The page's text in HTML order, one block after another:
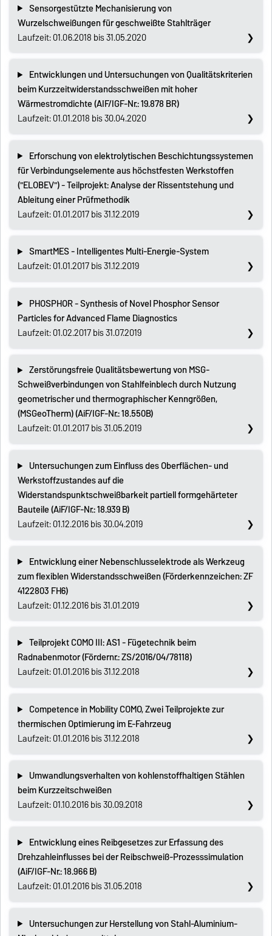
Sensorgestützte Mechanisierung von
Wurzelschweißungen für geschweißte Stahlträger
Laufzeit: 01.06.2018 bis 31.05.2020
Entwicklungen und Untersuchungen von Qualitätskriterien
beim Kurzzeitwiderstandsschweißen mit hoher
Wärmestromdichte (AIF/IGF-Nr.: 19.878 BR)
Laufzeit: 01.01.2018 bis 30.04.2020
Erforschung von elektrolytischen Beschichtungssystemen
für Verbindungselemente aus höchstfesten Werkstoffen
("ELOBEV") - Teilprojekt: Analyse der Rissentstehung und
Ableitung einer Prüfmethodik
Laufzeit: 01.01.2017 bis 31.12.2019
SmartMES - Intelligentes Multi-Energie-System
Laufzeit: 01.01.2017 bis 31.12.2019
PHOSPHOR - Synthesis of Novel Phosphor Sensor
Particles for Advanced Flame Diagnostics
Laufzeit: 01.02.2017 bis 31.07.2019
Zerstörungsfreie Qualitätsbewertung von MSG-
Schweißverbindungen von Stahlfeinblech durch Nutzung
geometrischer und thermographischer Kenngrößen,
(MSGeoTherm) (AiF/IGF-Nr.: 18.550B)
Laufzeit: 01.01.2017 bis 31.05.2019
Untersuchungen zum Einfluss des Oberflächen- und
Werkstoffzustandes auf die
Widerstandspunktschweißbarkeit partiell formgehärteter
Bauteile (AiF/IGF-Nr.: 18.939 B)
Laufzeit: 01.12.2016 bis 30.04.2019
Entwicklung einer Nebenschlusselektrode als Werkzeug
zum flexiblen Widerstandsschweißen (Förderkennzeichen: ZF
4122803 FH6)
Laufzeit: 01.12.2016 bis 31.01.2019
Teilprojekt COMO III: AS1 - Fügetechnik beim
Radnabenmotor (Fördernr.: ZS/2016/04/78118)
Laufzeit: 01.01.2016 bis 31.12.2018
Competence in Mobility COMO, Zwei Teilprojekte zur
thermischen Optimierung im E-Fahrzeug
Laufzeit: 01.01.2016 bis 31.12.2018
Umwandlungsverhalten von kohlenstoffhaltigen Stählen
beim Kurzzeitschweißen
Laufzeit: 01.10.2016 bis 30.09.2018
Entwicklung eines Reibgesetzes zur Erfassung des
Drehzahleinflusses bei der Reibschweiß-Prozesssimulation
(AiF/IGF-Nr.: 18.966 B)
Laufzeit: 01.01.2016 bis 31.05.2018
Untersuchungen zur Herstellung von Stahl-Aluminium-